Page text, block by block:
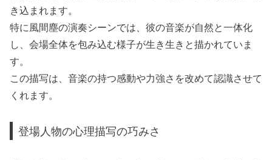
き込まれます。
特に風間塵の演奏シーンでは、彼の音楽が自然と一体化
し、会場全体を包み込む様子が生き生きと描かれていま
す。
この描写は、音楽の持つ感動や力強さを改めて認識させて
くれます。
登場人物の心理描写の巧みさ